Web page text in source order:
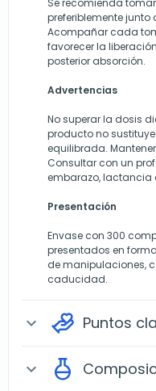
preferiblemente
Acompañar cada
favorecer la
posterior absorción.
Advertencias
No superar la dosis
producto no
equilibrada.
Consultar con un
embarazo, lactancia
Presentación
Envase con 300
presentados en
de manipulaciones,
caducidad.
expand_more Puntos
expand_more